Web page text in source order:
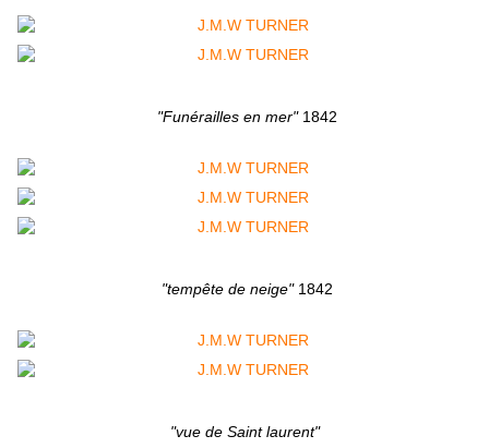
"Funérailles en mer"1842
"tempête de neige"1842
"vue de Saint laurent"